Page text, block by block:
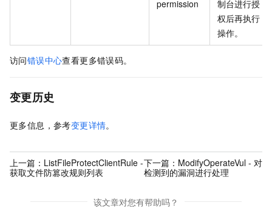
permission
制台进行授
权后再执行
操作。
访问错误中心查看更多错误码。
变更历史
更多信息，参考变更详情。
上一篇： ListFileProtectClientRule -
获取文件防篡改规则列表
下一篇： ModifyOperateVul - 对
检测到的漏洞进行处理
该文章对您有帮助吗？